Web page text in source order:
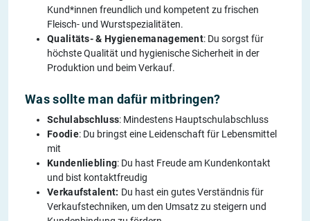
Kund*innen freundlich und kompetent zu frischen
Fleisch- und Wurstspezialitäten.
Qualitäts- & Hygienemanagement: Du sorgst für
höchste Qualität und hygienische Sicherheit in der
Produktion und beim Verkauf.
Was sollte man dafür mitbringen?
Schulabschluss: Mindestens Hauptschulabschluss
Foodie: Du bringst eine Leidenschaft für Lebensmittel
mit
Kundenliebling: Du hast Freude am Kundenkontakt
und bist kontaktfreudig
Verkaufstalent: Du hast ein gutes Verständnis für
Verkaufstechniken, um den Umsatz zu steigern und